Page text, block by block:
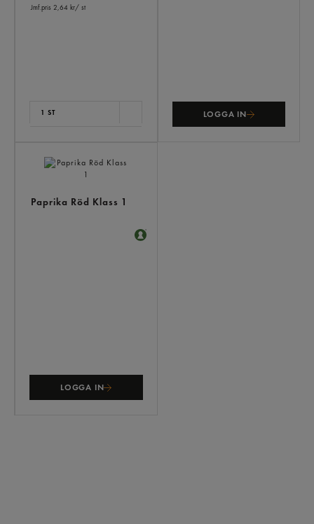
Jmf.pris 2,64 kr/ st
1 ST LOGGA IN
Paprika Röd Klass 1
LOGGA IN